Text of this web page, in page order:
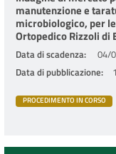
manutenzione e
microbiologico, per
Ortopedico Rizzoli di
Data di scadenza
04/
Data di pubblicazione
PROCEDIMENTO IN CORSO